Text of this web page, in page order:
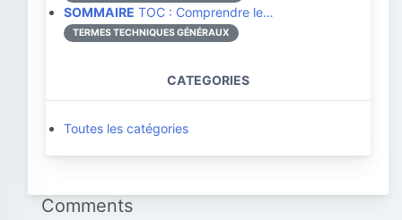
SOMMAIRE TOC : Comprendre le…
TERMES TECHNIQUES GÉNÉRAUX
CATEGORIES
Toutes les catégories
Comments